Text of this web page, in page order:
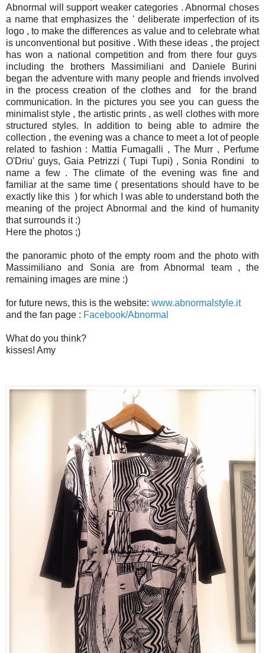
Abnormal will support weaker categories . Abnormal choses
a name that emphasizes the ' deliberate imperfection of its
logo , to make the differences as value and to celebrate what
is unconventional but positive . With these ideas , the project
has won a national competition and from there four guys
including the brothers Massimiliani and Daniele Burini
began the adventure with many people and friends involved
in the process creation of the clothes and for the brand
communication. In the pictures you see you can guess the
minimalist style , the artistic prints , as well clothes with more
structured styles. In addition to being able to admire the
collection , the evening was a chance to meet a lot of people
related to fashion : Mattia Fumagalli , The Murr , Perfume
O'Driu' guys, Gaia Petrizzi ( Tupi Tupi) , Sonia Rondini to
name a few . The climate of the evening was fine and
familiar at the same time ( presentations should have to be
exactly like this ) for which I was able to understand both the
meaning of the project Abnormal and the kind of humanity
that surrounds it :)
Here the photos ;)
the panoramic photo of the empty room and the photo with
Massimiliano and Sonia are from Abnormal team , the
remaining images are mine :)
for future news, this is the website: www.abnormalstyle.it
and the fan page : Facebook/Abnormal
What do you think?
kisses! Amy